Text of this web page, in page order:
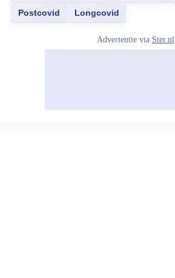
Postcovid Longcovid
Advertentie via Ster.nl